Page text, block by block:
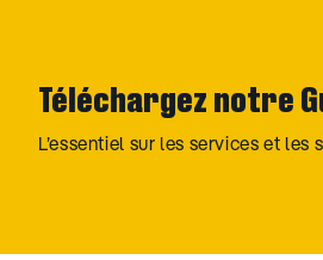
Téléchargez notre
L’essentiel sur les services et